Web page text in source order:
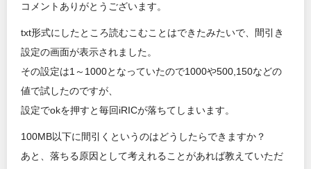
コメントありがとうございます。
txt形式にしたところ読むこむことはできたみたいで、間引き
設定の画面が表示されました。
その設定は1～1000となっていたので1000や500,150などの
値で試したのですが、
設定でokを押すと毎回iRICが落ちてしまいます。
100MB以下に間引くというのはどうしたらできますか？
あと、落ちる原因として考えれることがあれば教えていただ